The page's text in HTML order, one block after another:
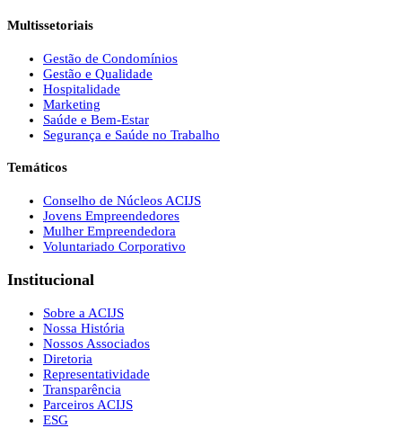
Multissetoriais
Gestão de Condomínios
Gestão e Qualidade
Hospitalidade
Marketing
Saúde e Bem-Estar
Segurança e Saúde no Trabalho
Temáticos
Conselho de Núcleos ACIJS
Jovens Empreendedores
Mulher Empreendedora
Voluntariado Corporativo
Institucional
Sobre a ACIJS
Nossa História
Nossos Associados
Diretoria
Representatividade
Transparência
Parceiros ACIJS
ESG